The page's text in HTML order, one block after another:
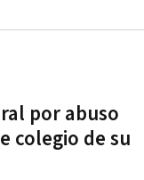
por abuso
colegio de su